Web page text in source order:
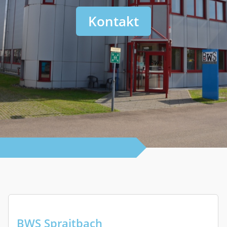
Kontakt
BWS Spraitbach